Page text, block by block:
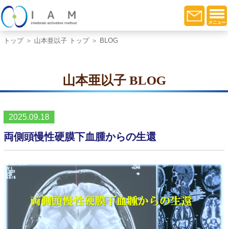
トップ＞ 山本亜以子 トップ＞ BLOG
山本亜以子 BLOG
2025.09.18
両側頭慢性硬膜下血腫からの生還